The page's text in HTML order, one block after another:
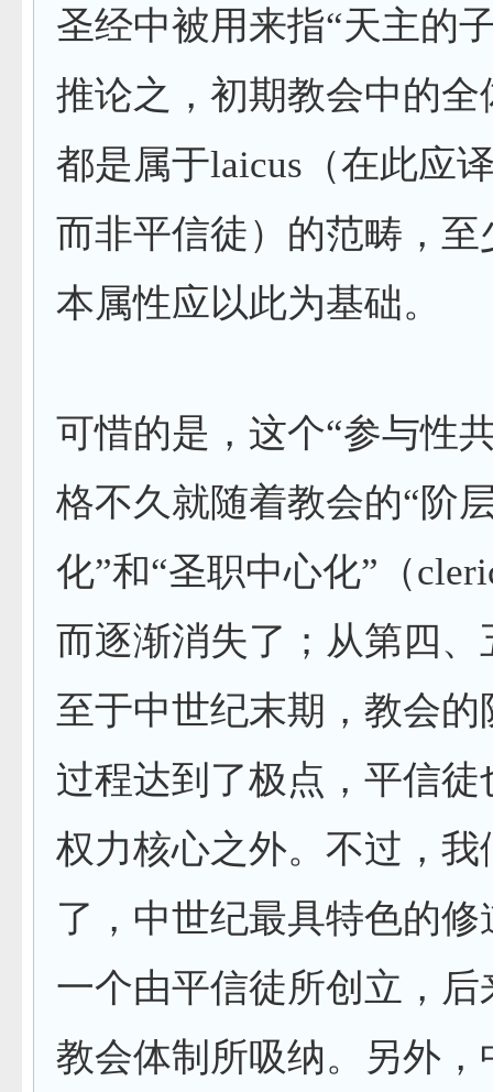
圣经中被用来指“天主的
推论之，初期教会中的全
都是属于laicus （在此应
而非平信徒）的范畴，至
本属性应以此为基础。
可惜的是，这个“参与性
格不久就随着教会的“阶
化”和“圣职中心化”（
而逐渐消失了；从第四、
至于中世纪末期，教会的
过程达到了极点，平信徒
权力核心之外。不过，我
了，中世纪最具特色的
一个由平信徒所创立，后
教会体制所吸纳。另外，